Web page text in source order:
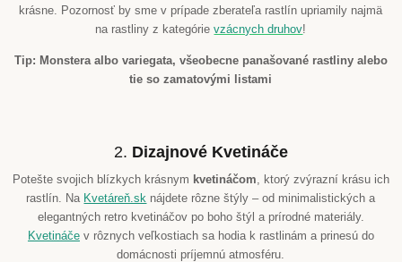
krásne. Pozornosť by sme v prípade zberateľa rastlín upriamily najmä
na rastliny z kategórievzácnych druhov!
Tip: Monstera albo variegata, všeobecne panašované rastliny alebo
tie so zamatovými listami
2. Dizajnové Kvetináče
Potešte svojich blízkych krásnym kvetináčom , ktorý zvýrazní krásu ich
rastlín. Na Kvetáreň.sk nájdete rôzne štýly – od minimalistických a
elegantných retro kvetináčov po boho štýl a prírodné materiály.
Kvetináčev rôznych veľkostiach sa hodia k rastlinám a prinesú do
domácnosti príjemnú atmosféru.